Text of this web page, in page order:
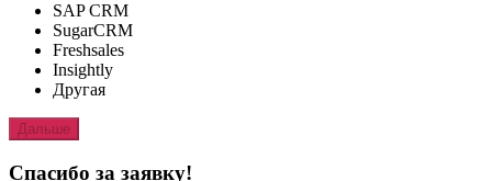
SAP CRM
SugarCRM
Freshsales
Insightly
Другая
Дальше
Спасибо за заявку!